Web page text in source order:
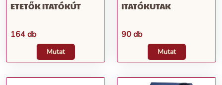
ETETŐK ITATÓKÚT
164 db
Mutat
ITATÓKUTAK
90 db
Mutat